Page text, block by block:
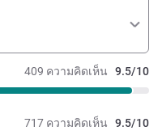
409 ความคิดเห็น 9.5/10
717 ความคิดเห็น 9.5/10